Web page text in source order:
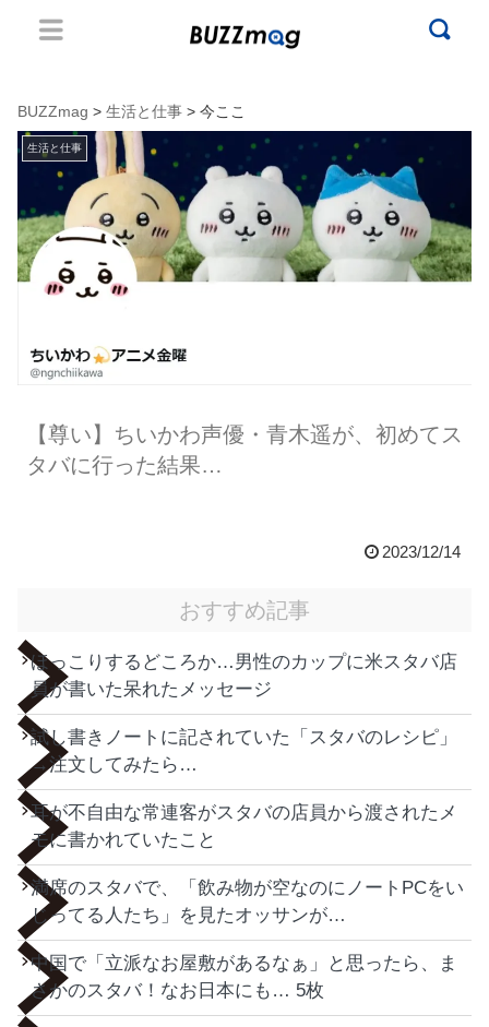
BUZZmag > 生活と仕事 > 今ここ
生活と仕事
【尊い】ちいかわ声優・青木遥が、初めてス
タバに行った結果…
2023/12/14
おすすめ記事
ほっこりするどころか…男性のカップに米スタバ店
員が書いた呆れたメッセージ
試し書きノートに記されていた「スタバのレシピ」
→注文してみたら…
耳が不自由な常連客がスタバの店員から渡されたメ
モに書かれていたこと
満席のスタバで、「飲み物が空なのにノートPCをい
じってる人たち」を見たオッサンが…
中国で「立派なお屋敷があるなぁ」と思ったら、ま
さかのスタバ！なお日本にも… 5枚